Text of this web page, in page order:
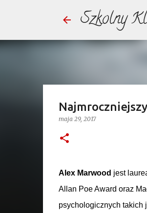
Szkolny
maja 29, 2017
Alex Marwood jest
Allan Poe Award oraz
psychologicznych takich